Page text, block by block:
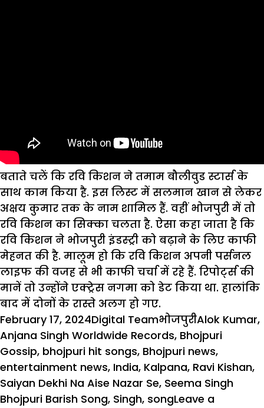
बताते चलें कि रवि किशन ने तमाम बौलीवुड स्टार्स के
साथ काम किया है. इस लिस्ट में सलमान खान से लेकर
अक्षय कुमार तक के नाम शामिल हैं. वहीं भोजपुरी में तो
रवि किशन का सिक्का चलता है. ऐसा कहा जाता है कि
रवि किशन ने भोजपुरी इंडस्ट्री को बढ़ाने के लिए काफी
मेहनत की है. मालूम हो कि रवि किशन अपनी पर्सनल
लाइफ की वजह से भी काफी चर्चा में रहे हैं. रिपोर्ट्स की
मानें तो उन्होंने एक्ट्रेस नगमा को डेट किया था. हालांकि
बाद में दोनों के रास्ते अलग हो गए.
Posted
on
February 17, 2024Author
Digital TeamCategories
भोजपुरीTags
Alok Kumar,
Anjana Singh Worldwide Records, Bhojpuri
Gossip, bhojpuri hit songs, Bhojpuri news,
entertainment news, India, Kalpana, Ravi Kishan,
Saiyan Dekhi Na Aise Nazar Se, Seema Singh
Bhojpuri Barish Song, Singh, songLeave a